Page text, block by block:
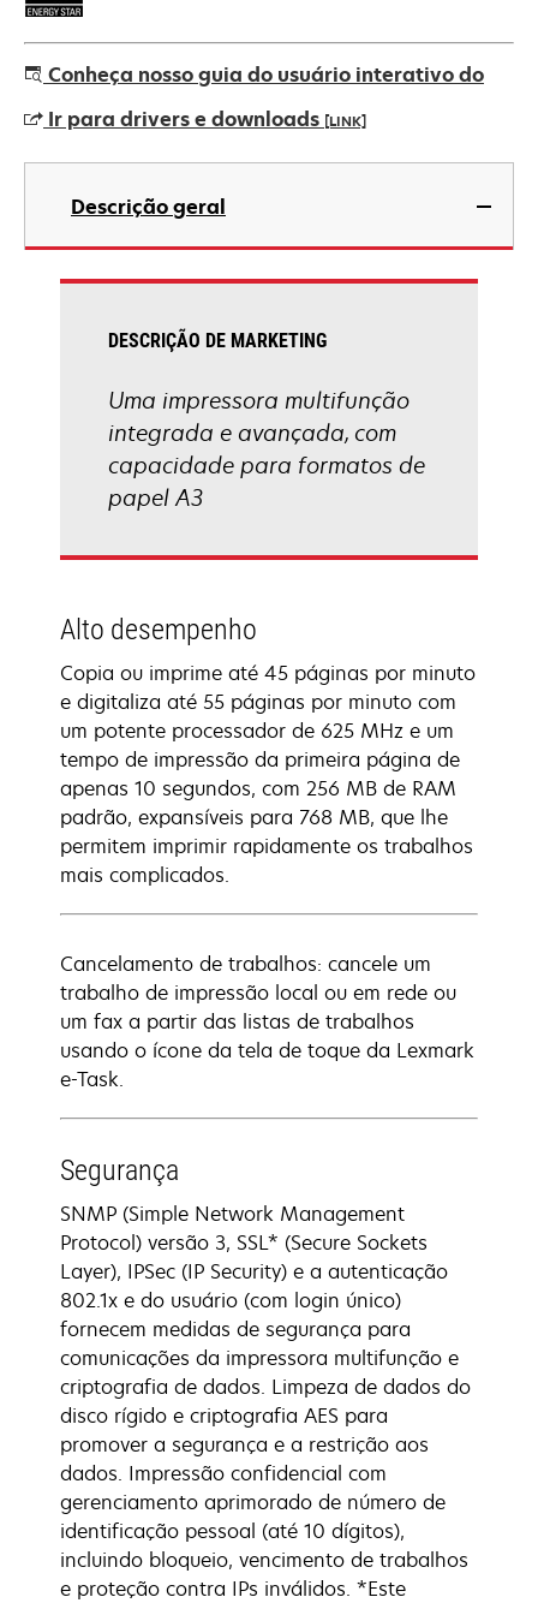
Conheça nosso guia do usuário interativo do
Ir para drivers e downloads [LINK]
abre
nova
guia
Descrição geral
DESCRIÇÃO DE MARKETING
Uma impressora multifunção
integrada e avançada, com
capacidade para formatos de
papel A3
Alto desempenho
Copia ou imprime até 45 páginas por minuto
e digitaliza até 55 páginas por minuto com
um potente processador de 625 MHz e um
tempo de impressão da primeira página de
apenas 10 segundos, com 256 MB de RAM
padrão, expansíveis para 768 MB, que lhe
permitem imprimir rapidamente os trabalhos
mais complicados.
Cancelamento de trabalhos: cancele um
trabalho de impressão local ou em rede ou
um fax a partir das listas de trabalhos
usando o ícone da tela de toque da Lexmark
e-Task.
Segurança
SNMP (Simple Network Management
Protocol) versão 3, SSL* (Secure Sockets
Layer), IPSec (IP Security) e a autenticação
802.1x e do usuário (com login único)
fornecem medidas de segurança para
comunicações da impressora multifunção e
criptografia de dados. Limpeza de dados do
disco rígido e criptografia AES para
promover a segurança e a restrição aos
dados. Impressão confidencial com
gerenciamento aprimorado de número de
identificação pessoal (até 10 dígitos),
incluindo bloqueio, vencimento de trabalhos
e proteção contra IPs inválidos. *Este